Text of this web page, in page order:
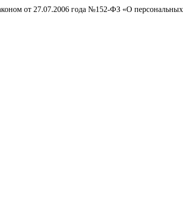
от 27.07.2006 года №152-ФЗ «О персональных